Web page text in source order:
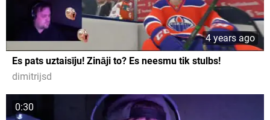
4 years ago
Es pats uztaisīju! Zināji to? Es neesmu tik stulbs!
dimitrijsd
0:30